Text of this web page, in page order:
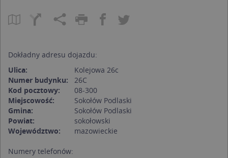
Dokładny adresu dojazdu:
Ulica:
Kolejowa 26c
Numer budynku:
26C
Kod pocztowy:
08-300
Miejscowość:
Sokołów Podlaski
Gmina:
Sokołów Podlaski
Powiat:
sokołowski
Województwo:
mazowieckie
Numery telefonów: